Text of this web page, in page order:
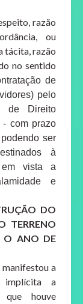
razão
ou
tácita, razão
no sentido
de
pelo
de Direito
- com prazo
ser
à
em vista a
e
DO
TERRENO
O ANO DE
a
a
que houve